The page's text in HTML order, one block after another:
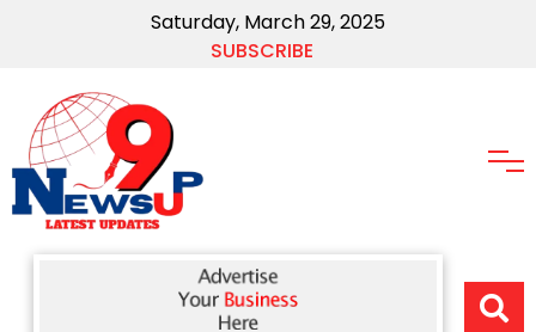
Saturday, March 29, 2025
SUBSCRIBE